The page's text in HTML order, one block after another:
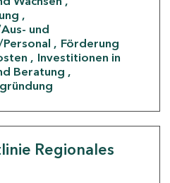
und
Förderung
Investitionen in
Beratung
Regionales